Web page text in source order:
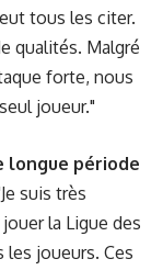
tous les citer.
qualités. Malgré
forte, nous
joueur."
longue période
suis très
la Ligue des
joueurs. Ces